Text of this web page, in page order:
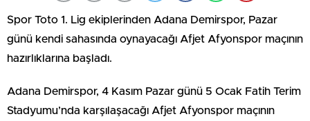
Spor Toto 1. Lig ekiplerinden Adana Demirspor, Pazar
günü kendi sahasında oynayacağı Afjet Afyonspor maçının
hazırlıklarına başladı.
Adana Demirspor, 4 Kasım Pazar günü 5 Ocak Fatih Terim
Stadyumu’nda karşılaşacağı Afjet Afyonspor maçının